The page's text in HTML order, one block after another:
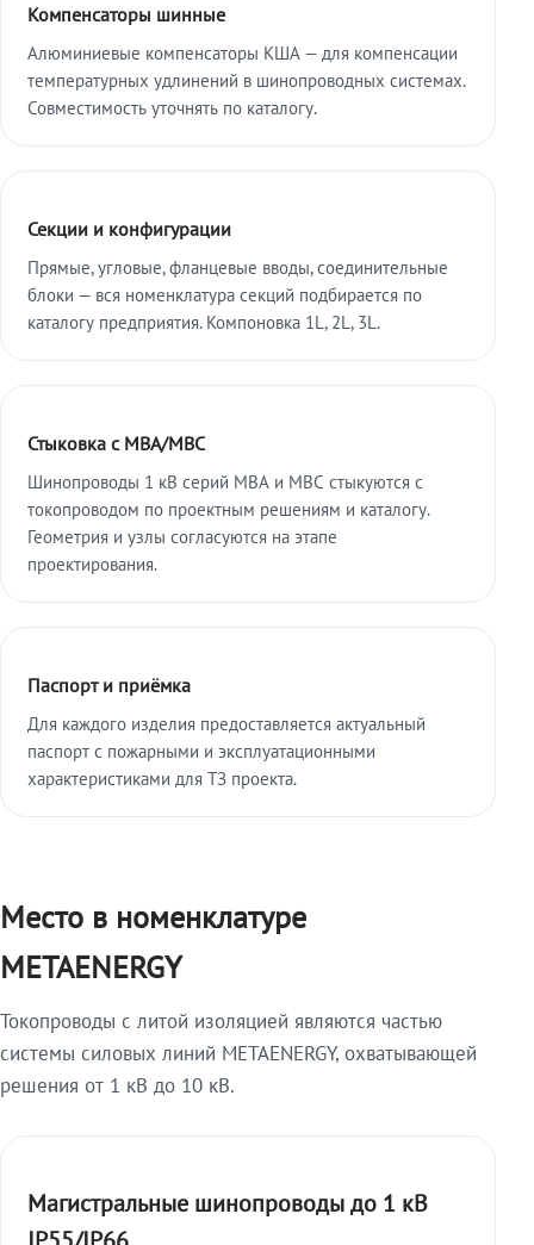
Компенсаторы шинные
Алюминиевые компенсаторы КША — для компенсации
температурных удлинений в шинопроводных системах.
Совместимость уточнять по каталогу.
Секции и конфигурации
Прямые, угловые, фланцевые вводы, соединительные
блоки — вся номенклатура секций подбирается по
каталогу предприятия. Компоновка 1L, 2L, 3L.
Стыковка с МВА/МВС
Шинопроводы 1 кВ серий МВА и МВС стыкуются с
токопроводом по проектным решениям и каталогу.
Геометрия и узлы согласуются на этапе
проектирования.
Паспорт и приёмка
Для каждого изделия предоставляется актуальный
паспорт с пожарными и эксплуатационными
характеристиками для ТЗ проекта.
Место в номенклатуре
METAENERGY
Токопроводы с литой изоляцией являются частью
системы силовых линий METAENERGY, охватывающей
решения от 1 кВ до 10 кВ.
Магистральные шинопроводы до 1 кВ